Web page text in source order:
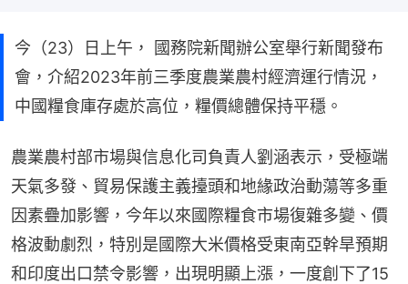
今（23）日上午， 國務院新聞辦公室舉行新聞發布
會，介紹2023年前三季度農業農村經濟運行情況，
中國糧食庫存處於高位，糧價總體保持平穩。
農業農村部市場與信息化司負責人劉涵表示，受極端
天氣多發、貿易保護主義擡頭和地緣政治動蕩等多重
因素疊加影響，今年以來國際糧食市場復雜多變、價
格波動劇烈，特別是國際大米價格受東南亞幹旱預期
和印度出口禁令影響，出現明顯上漲，一度創下了15